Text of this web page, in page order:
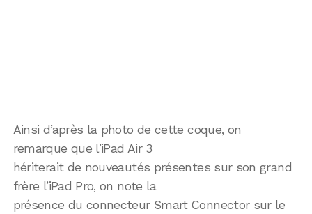
Ainsi d’après la photo de cette coque, on
remarque que l’iPad Air 3
hériterait de nouveautés présentes sur son grand
frère l’iPad Pro, on note la
présence du connecteur Smart Connector sur le